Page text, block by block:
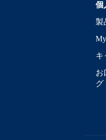
個
製
キ
お
グ